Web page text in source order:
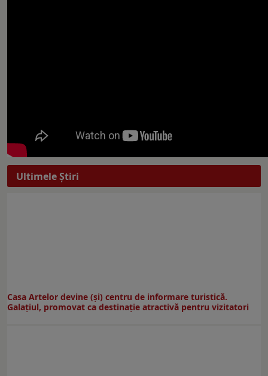
Ultimele Ştiri
Casa Artelor devine (şi) centru de informare turistică.
Galaţiul, promovat ca destinaţie atractivă pentru vizitatori